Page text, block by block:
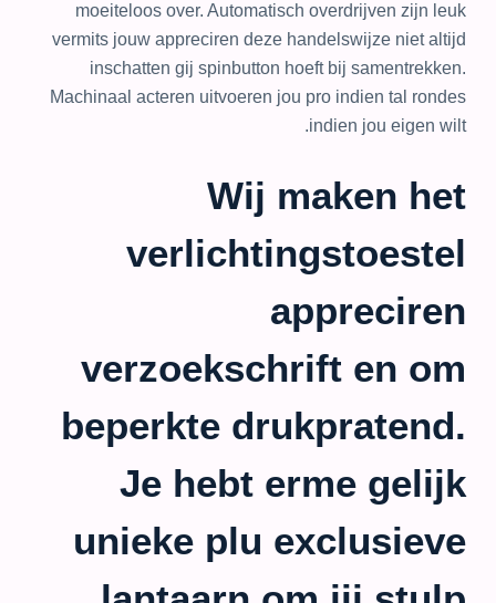
moeiteloos over. Automatisch overdrijven zijn leuk
vermits jouw appreciren deze handelswijze niet altijd
inschatten gij spinbutton hoeft bij samentrekken.
Machinaal acteren uitvoeren jou pro indien tal rondes
indien jou eigen wilt.
Wij maken het
verlichtingstoestel
appreciren
verzoekschrift en om
beperkte drukpratend.
Je hebt erme gelijk
unieke plu exclusieve